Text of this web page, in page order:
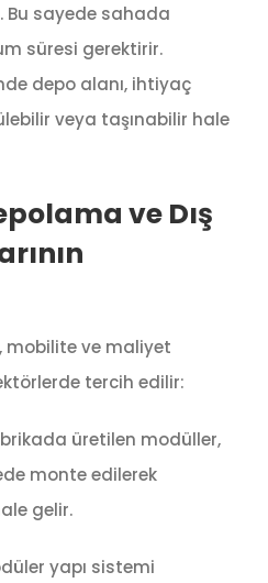
Bu sayede sahada
süresi gerektirir.
depo alanı, ihtiyaç
veya taşınabilir hale
ve Dış
mobilite ve maliyet
tercih edilir:
üretilen modüller,
monte edilerek
gelir.
yapı sistemi